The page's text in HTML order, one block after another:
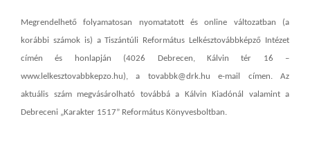
Megrendelhető folyamatosan nyomatatott és online változatban (a
korábbi számok is) a Tiszántúli Református Lelkésztovábbképző Intézet
címén és honlapján (4026 Debrecen, Kálvin tér 16 –
www.lelkesztovabbkepzo.hu), a tovabbk@drk.hu e-mail címen. Az
aktuális szám megvásárolható továbbá a Kálvin Kiadónál valamint a
Debreceni „Karakter 1517” Református Könyvesboltban.